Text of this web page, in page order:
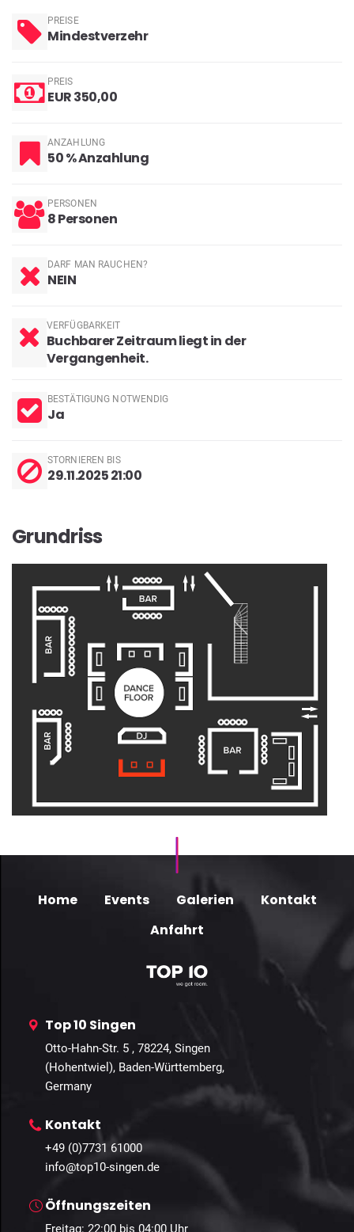
PREISE
Mindestverzehr
PREIS
EUR 350,00
ANZAHLUNG
50 % Anzahlung
PERSONEN
8 Personen
DARF MAN RAUCHEN?
NEIN
VERFÜGBARKEIT
Buchbarer Zeitraum liegt in der
Vergangenheit.
BESTÄTIGUNG NOTWENDIG
Ja
STORNIEREN BIS
29.11.2025 21:00
Grundriss
Home Events Galerien
Kontakt
Anfahrt
Top 10 Singen
Otto-Hahn-Str. 5 , 78224, Singen
(Hohentwiel), Baden-Württemberg,
Germany
Kontakt
+49 (0)7731 61000
info@top10-singen.de
Öffnungszeiten
Freitag: 22:00 bis 04:00 Uhr